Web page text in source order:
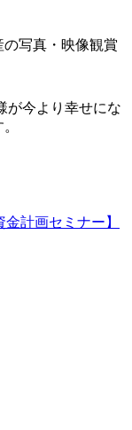
写真・映像観賞
が今より幸せにな
計画セミナー】